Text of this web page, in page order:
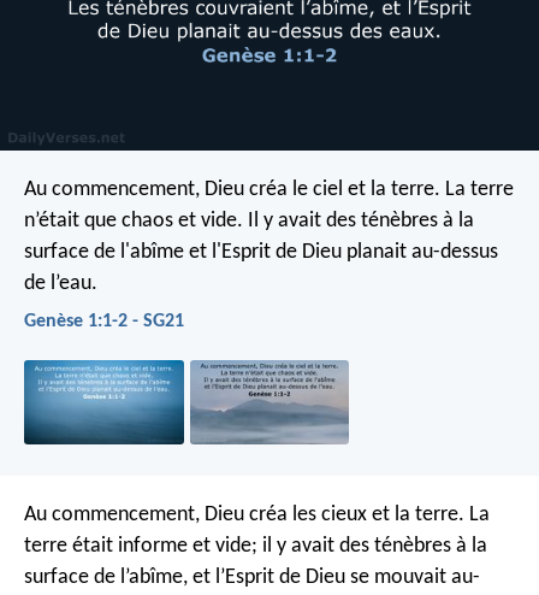
Au commencement, Dieu créa le ciel et la terre. La terre
n’était que chaos et vide. Il y avait des ténèbres à la
surface de l'abîme et l'Esprit de Dieu planait au-dessus
de l’eau.
Genèse 1:1-2 - SG21
Au commencement, Dieu créa les cieux et la terre. La
terre était informe et vide; il y avait des ténèbres à la
surface de l’abîme, et l’Esprit de Dieu se mouvait au-